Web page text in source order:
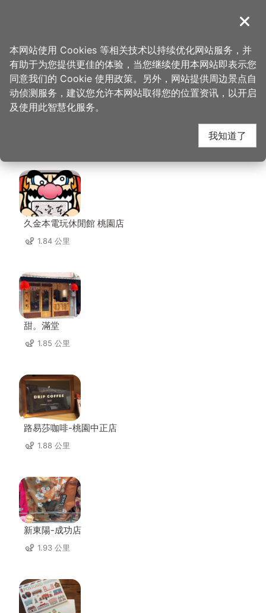
導覽
首页 > 想去的地方 > 住宿 > 臻爱风情Motel(3星)
臻爱风情Motel(3星)
周边店家
久金本電玩休閒館 桃園店
1.84 公里
甜。滿堂
1.85 公里
路易莎咖啡-桃園中正店
1.88 公里
新東陽-成功店
1.93 公里
关闭
本网站使用 Cookies 等相关技术以持续优化网站服务，并
有助于为您提供更佳的体验，当您继续使用本网站即表示您
同意我们的 Cookie 使用政策。另外，网站提供周边景点自
动侦测服务，建议您允许本网站取得您的位置资讯，以开启
及使用此智慧化服务。
我知道了